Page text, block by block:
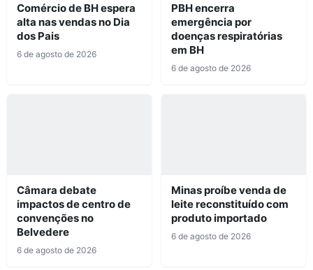
Comércio de BH espera
alta nas vendas no Dia
dos Pais
6 de agosto de 2026
PBH encerra
emergência por
doenças respiratórias
em BH
6 de agosto de 2026
Câmara debate
impactos de centro de
convenções no
Belvedere
6 de agosto de 2026
Minas proíbe venda de
leite reconstituído com
produto importado
6 de agosto de 2026